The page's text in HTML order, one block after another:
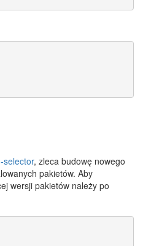
selector, zleca budowę nowego
pakietów. Aby
wersji pakietów należy po